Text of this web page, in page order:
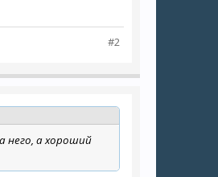
#2
него, а хороший